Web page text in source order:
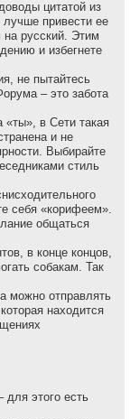
цитатой из
привести ее
на русский. Этим
и избегнете
не пытайтесь
– это забота
в Сети такая
и не
Выбирайте
стиль
себя «корифеем».
общаться
в конце концов,
собакам. Так
можно отправлять
находится
этого есть